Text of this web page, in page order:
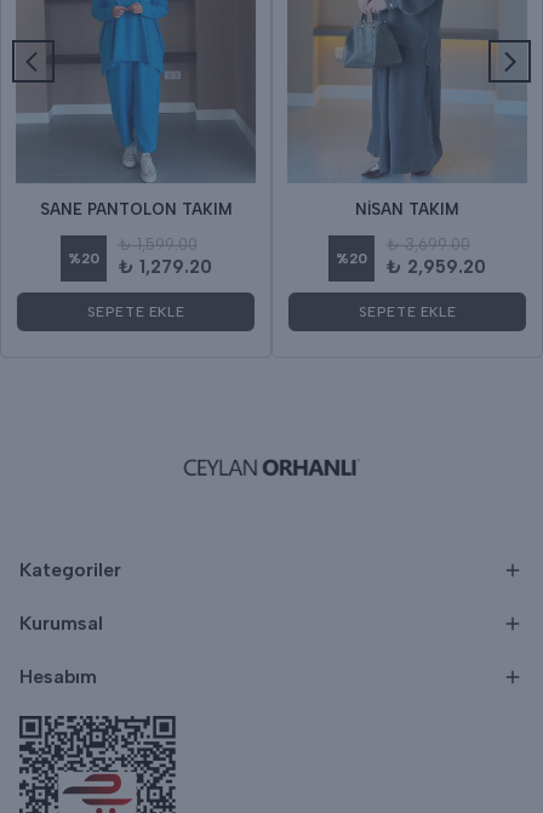
SANE PANTOLON TAKIM
%20
₺ 1,599.00
₺ 1,279.20
SEPETE EKLE
NİSAN TAKIM
%20
₺ 3,699.00
₺ 2,959.20
SEPETE EKLE
Kategoriler
Kurumsal
Hesabım